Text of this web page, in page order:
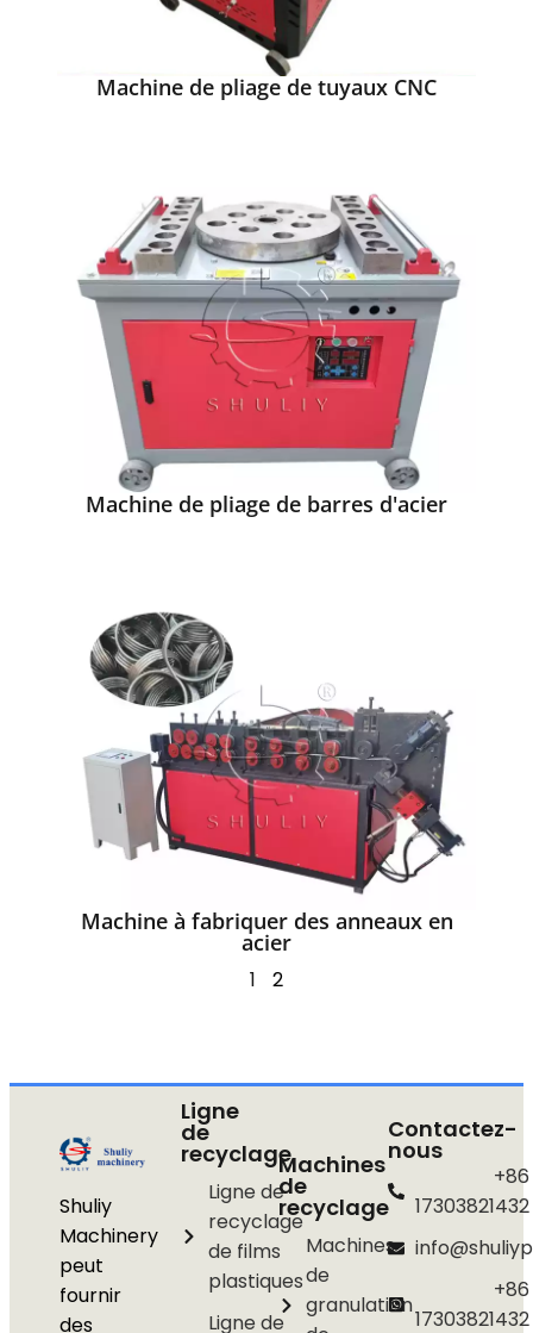
Machine de pliage de tuyaux CNC
Machine de pliage de barres d'acier
Machine à fabriquer des anneaux en
acier
1 2
Shuliy
Machinery
peut
fournir
des
Ligne
de
recyclage
Ligne de
recyclage
de films
plastiques
Ligne de
Machines
de
recyclage
Machines
de
granulation
Contactez-
nous
+86
17303821432
+86
17303821432